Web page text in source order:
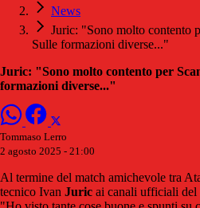
News
Juric: "Sono molto contento
Sulle formazioni diverse..."
Juric: "Sono molto contento per
formazioni diverse..."
Tommaso Lerro
2 agosto 2025 - 21:00
Al termine del match amichevole tra
tecnico Ivan Juric ai canali ufficiali del